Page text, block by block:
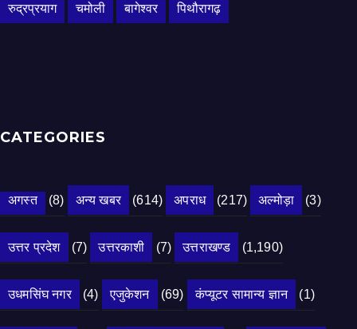
रुद्रप्रयाग चमोली बागेश्वर पिथौरागढ़
CATEGORIES
अगस्त (8) अन्य खबर (614) अपराध (217) अल्मोड़ा (3)
उत्तर प्रदेश (7) उत्तरकाशी (7) उत्तराखण्ड (1,190)
उधमसिंघ नगर (4) एजुकेशन (69) कंप्यूटर सामान्य ज्ञान (1)